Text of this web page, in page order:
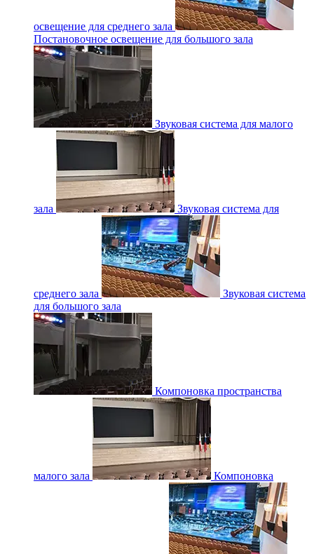
освещение для среднего зала
Постановочное освещение для большого зала
Звуковая система для малого
зала Звуковая система для
среднего зала
Звуковая система
для большого зала
Компоновка пространства
малого зала Компоновка